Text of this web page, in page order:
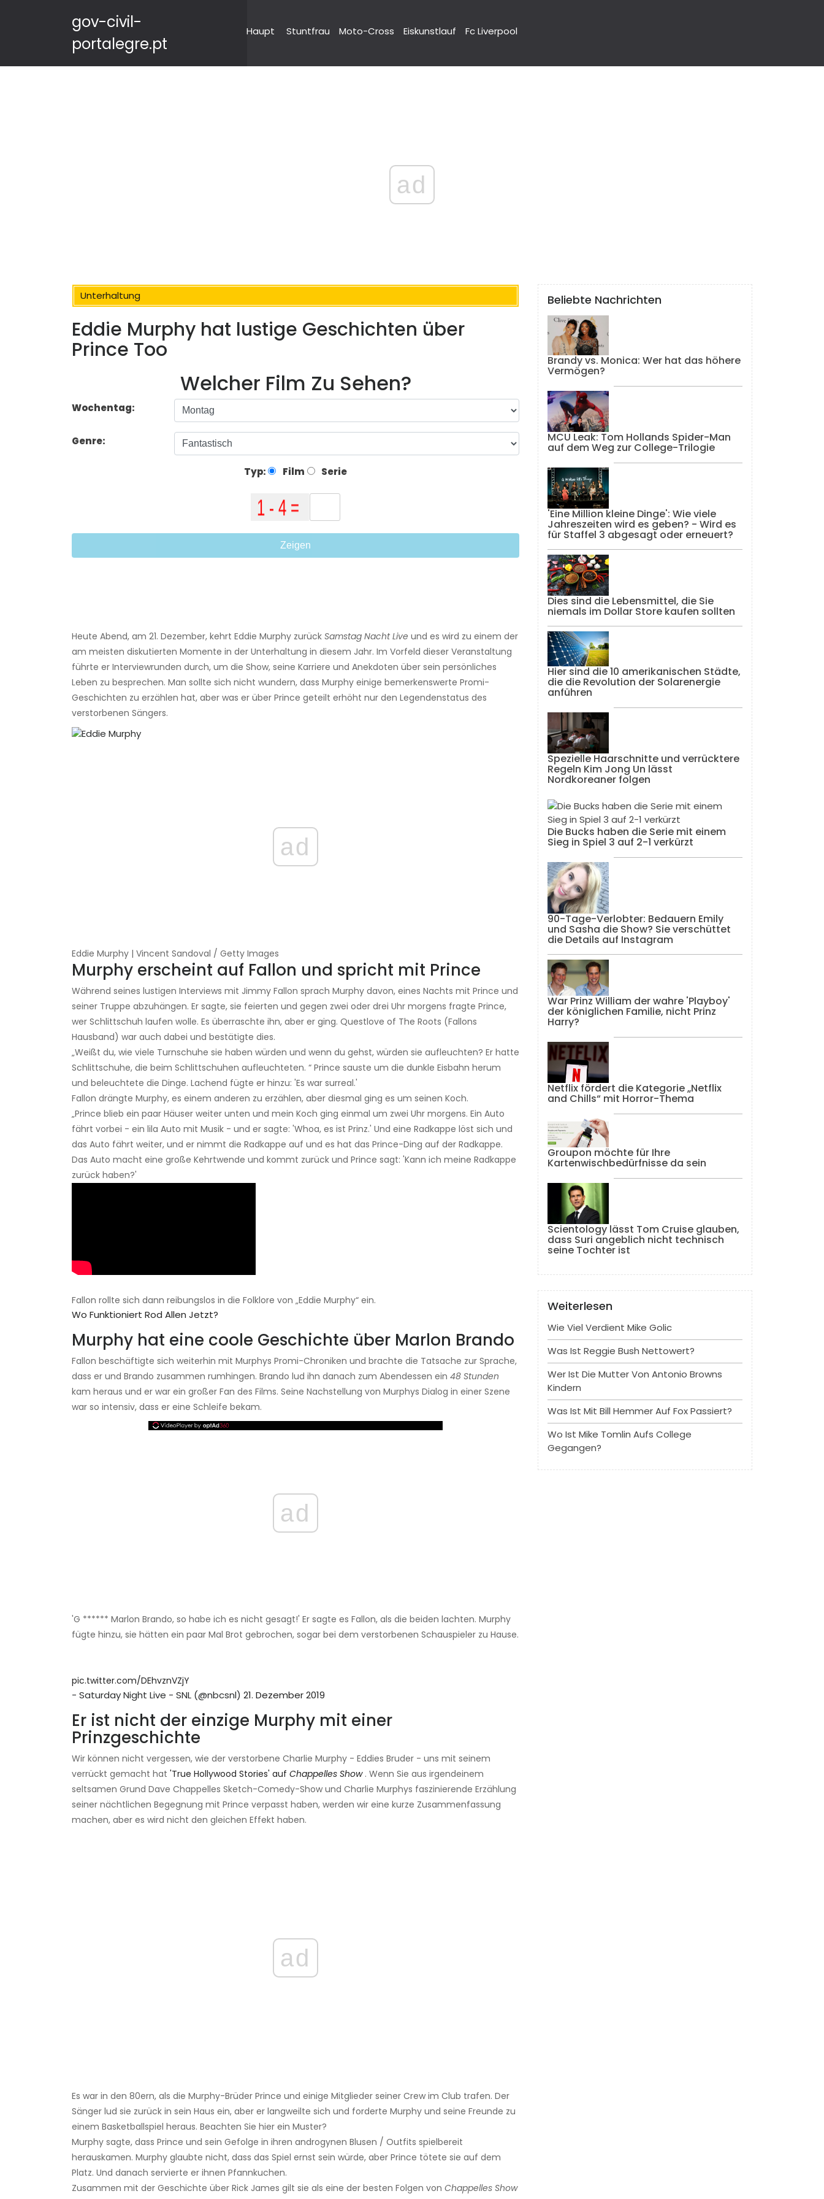
gov-civil-
portalegre.pt
Haupt Stuntfrau Moto-Cross Eiskunstlauf Fc Liverpool
ad
Unterhaltung
Eddie Murphy hat lustige Geschichten über
Prince Too
Welcher Film Zu Sehen?
Wochentag:
Genre:
Typ: Film Serie
Zeigen
Heute Abend, am 21. Dezember, kehrt Eddie Murphy zurück Samstag Nacht Live und es wird zu einem der
am meisten diskutierten Momente in der Unterhaltung in diesem Jahr. Im Vorfeld dieser Veranstaltung
führte er Interviewrunden durch, um die Show, seine Karriere und Anekdoten über sein persönliches
Leben zu besprechen. Man sollte sich nicht wundern, dass Murphy einige bemerkenswerte Promi-
Geschichten zu erzählen hat, aber was er über Prince geteilt erhöht nur den Legendenstatus des
verstorbenen Sängers.
ad
Eddie Murphy | Vincent Sandoval / Getty Images
Murphy erscheint auf Fallon und spricht mit Prince
Während seines lustigen Interviews mit Jimmy Fallon sprach Murphy davon, eines Nachts mit Prince und
seiner Truppe abzuhängen. Er sagte, sie feierten und gegen zwei oder drei Uhr morgens fragte Prince,
wer Schlittschuh laufen wolle. Es überraschte ihn, aber er ging. Questlove of The Roots (Fallons
Hausband) war auch dabei und bestätigte dies.
„Weißt du, wie viele Turnschuhe sie haben würden und wenn du gehst, würden sie aufleuchten? Er hatte
Schlittschuhe, die beim Schlittschuhen aufleuchteten. “ Prince sauste um die dunkle Eisbahn herum
und beleuchtete die Dinge. Lachend fügte er hinzu: 'Es war surreal.'
Fallon drängte Murphy, es einem anderen zu erzählen, aber diesmal ging es um seinen Koch.
„Prince blieb ein paar Häuser weiter unten und mein Koch ging einmal um zwei Uhr morgens. Ein Auto
fährt vorbei - ein lila Auto mit Musik - und er sagte: 'Whoa, es ist Prinz.' Und eine Radkappe löst sich und
das Auto fährt weiter, und er nimmt die Radkappe auf und es hat das Prince-Ding auf der Radkappe.
Das Auto macht eine große Kehrtwende und kommt zurück und Prince sagt: 'Kann ich meine Radkappe
zurück haben?'
Fallon rollte sich dann reibungslos in die Folklore von „Eddie Murphy“ ein.
Wo Funktioniert Rod Allen Jetzt?
Murphy hat eine coole Geschichte über Marlon Brando
Fallon beschäftigte sich weiterhin mit Murphys Promi-Chroniken und brachte die Tatsache zur Sprache,
dass er und Brando zusammen rumhingen. Brando lud ihn danach zum Abendessen ein 48 Stunden
kam heraus und er war ein großer Fan des Films. Seine Nachstellung von Murphys Dialog in einer Szene
war so intensiv, dass er eine Schleife bekam.
ad
'G ****** Marlon Brando, so habe ich es nicht gesagt!' Er sagte es Fallon, als die beiden lachten. Murphy
fügte hinzu, sie hätten ein paar Mal Brot gebrochen, sogar bei dem verstorbenen Schauspieler zu Hause.
pic.twitter.com/DEhvznVZjY
- Saturday Night Live - SNL (@nbcsnl) 21. Dezember 2019
Er ist nicht der einzige Murphy mit einer
Prinzgeschichte
Wir können nicht vergessen, wie der verstorbene Charlie Murphy - Eddies Bruder - uns mit seinem
verrückt gemacht hat 'True Hollywood Stories' auf Chappelles Show . Wenn Sie aus irgendeinem
seltsamen Grund Dave Chappelles Sketch-Comedy-Show und Charlie Murphys faszinierende Erzählung
seiner nächtlichen Begegnung mit Prince verpasst haben, werden wir eine kurze Zusammenfassung
machen, aber es wird nicht den gleichen Effekt haben.
ad
Es war in den 80ern, als die Murphy-Brüder Prince und einige Mitglieder seiner Crew im Club trafen. Der
Sänger lud sie zurück in sein Haus ein, aber er langweilte sich und forderte Murphy und seine Freunde zu
einem Basketballspiel heraus. Beachten Sie hier ein Muster?
Murphy sagte, dass Prince und sein Gefolge in ihren androgynen Blusen / Outfits spielbereit
herauskamen. Murphy glaubte nicht, dass das Spiel ernst sein würde, aber Prince tötete sie auf dem
Platz. Und danach servierte er ihnen Pfannkuchen.
Zusammen mit der Geschichte über Rick James gilt sie als eine der besten Folgen von Chappelles Show
Beliebte Nachrichten
Brandy vs. Monica: Wer hat das höhere
Vermögen?
MCU Leak: Tom Hollands Spider-Man
auf dem Weg zur College-Trilogie
'Eine Million kleine Dinge': Wie viele
Jahreszeiten wird es geben? - Wird es
für Staffel 3 abgesagt oder erneuert?
Dies sind die Lebensmittel, die Sie
niemals im Dollar Store kaufen sollten
Hier sind die 10 amerikanischen Städte,
die die Revolution der Solarenergie
anführen
Spezielle Haarschnitte und verrücktere
Regeln Kim Jong Un lässt
Nordkoreaner folgen
Die Bucks haben die Serie mit einem
Sieg in Spiel 3 auf 2-1 verkürzt
90-Tage-Verlobter: Bedauern Emily
und Sasha die Show? Sie verschüttet
die Details auf Instagram
War Prinz William der wahre 'Playboy'
der königlichen Familie, nicht Prinz
Harry?
Netflix fördert die Kategorie „Netflix
and Chills“ mit Horror-Thema
Groupon möchte für Ihre
Kartenwischbedürfnisse da sein
Scientology lässt Tom Cruise glauben,
dass Suri angeblich nicht technisch
seine Tochter ist
Weiterlesen
Wie Viel Verdient Mike Golic
Was Ist Reggie Bush Nettowert?
Wer Ist Die Mutter Von Antonio Browns
Kindern
Was Ist Mit Bill Hemmer Auf Fox Passiert?
Wo Ist Mike Tomlin Aufs College
Gegangen?